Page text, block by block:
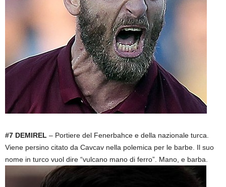
#7 DEMIREL – Portiere del Fenerbahce e della nazionale turca.
Viene persino citato da Cavcav nella polemica per le barbe. Il suo
nome in turco vuol dire “vulcano mano di ferro”. Mano, e barba.